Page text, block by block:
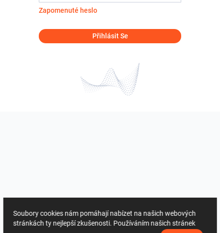
Zapomenuté heslo
Přihlásit Se
Soubory cookies nám pomáhají nabízet na našich webových
stránkách ty nejlepší zkušenosti. Používáním našich stránek